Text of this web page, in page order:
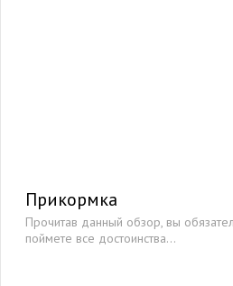
Прикормка
Прочитав данный обзор, вы
поймете все достоинства...